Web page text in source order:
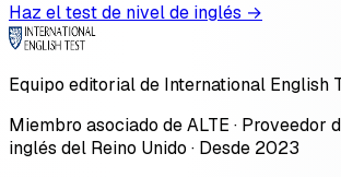
Haz el test de nivel de inglés →
Equipo editorial de International English
Miembro asociado de ALTE · Proveedor
inglés del Reino Unido · Desde 2023